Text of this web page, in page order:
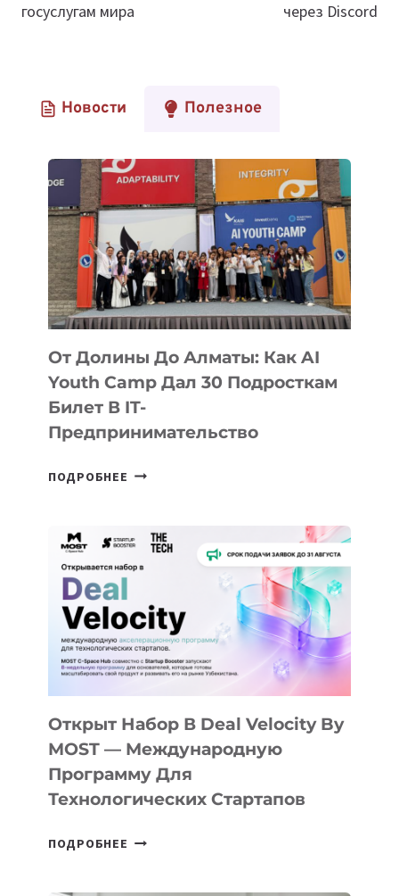
госуслугам мира через Discord
Новости Полезное
От Долины До Алматы: Как AI
Youth Camp Дал 30 Подросткам
Билет В IT-
Предпринимательство
ПОДРОБНЕЕ ОТ
АЛМАТЫ:
КАК
AI
YOUTH
CAMP
ДАЛ
30
ПОДРОСТКАМ
БИЛЕТ
В
ПРЕДПРИНИМАТЕЛЬСТВО
Открыт Набор В Deal Velocity By
MOST — Международную
Программу Для
Технологических Стартапов
ПОДРОБНЕЕ ОТКРЫТ